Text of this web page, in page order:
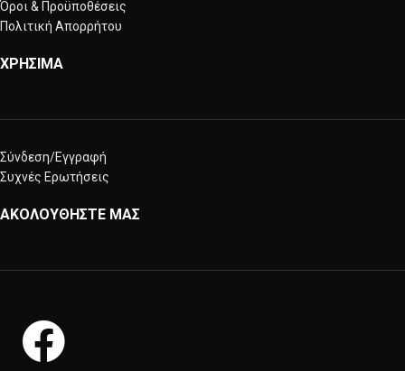
Όροι & Προϋποθέσεις
Πολιτική Απορρήτου
ΧΡΗΣΙΜΑ
Σύνδεση/Εγγραφή
Συχνές Ερωτήσεις
ΑΚΟΛΟΥΘΗΣΤΕ ΜΑΣ